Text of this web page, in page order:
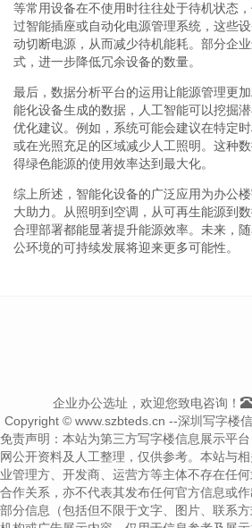
等常用设备在不使用时往往处于待机状态
过智能插座或自动化电源管理系统，这些
动切断电源，从而减少待机能耗。部分企
式，进一步降低冗余设备的数量。
最后，数据分析平台的运用让能源管理更
能化设备生成的数据，人工智能可以挖掘
优化建议。例如，系统可能会建议在特定
或在光照充足的区域减少人工照明。这种
得绿色能源的使用效率达到最大化。
综上所述，智能化设备的广泛应用为办公
大助力。从照明到空调，从可再生能源到
合理部署都能显著提升能源效率。未来，
公环境的可持续发展将迎来更多可能性。
企业办公选址，欢迎您致电咨询！
Copyright © www.szbteds.cn --深圳写字楼
免责声明：本站为第三方写字楼信息展示平
网公开资料及人工整理，仅供参考。本站与
业管理方、开发商、运营方等主体不存在任
合作关系，亦不代表其发布任何官方信息或
部分信息（包括但不限于文字、图片、联系